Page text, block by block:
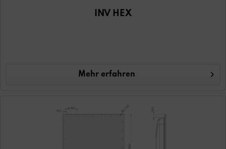
INV HEX
Mehr erfahren